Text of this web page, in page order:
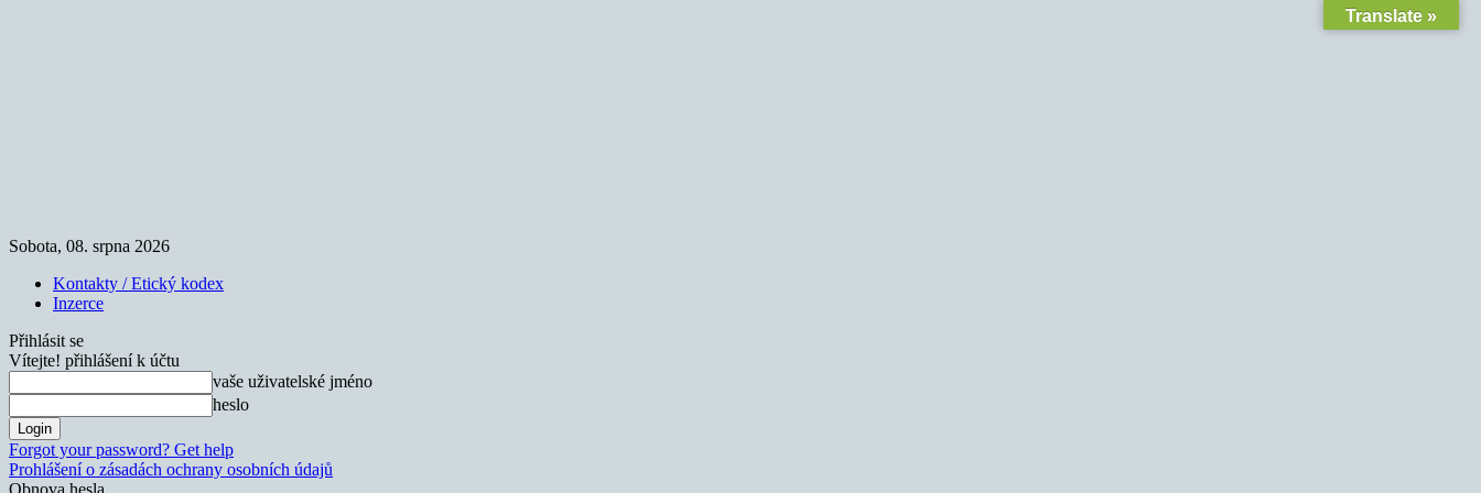
Sobota, 08. srpna 2026
Kontakty / Etický kodex
Inzerce
Přihlásit se
Vítejte! přihlášení k účtu
vaše uživatelské jméno
heslo
Forgot your password? Get help
Prohlášení o zásadách ochrany osobních údajů
Obnova hesla
Translate »